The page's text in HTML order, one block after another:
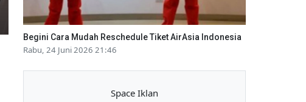
Begini Cara Mudah Reschedule Tiket AirAsia Indonesia
Rabu, 24 Juni 2026 21:46
Space Iklan